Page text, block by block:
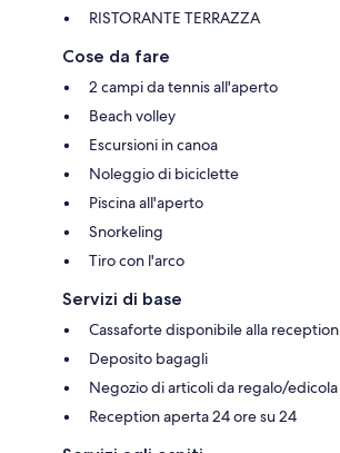
RISTORANTE TERRAZZA
Cose da fare
2 campi da tennis all'aperto
Beach volley
Escursioni in canoa
Noleggio di biciclette
Piscina all'aperto
Snorkeling
Tiro con l'arco
Servizi di base
Cassaforte disponibile alla reception
Deposito bagagli
Negozio di articoli da regalo/edicola
Reception aperta 24 ore su 24